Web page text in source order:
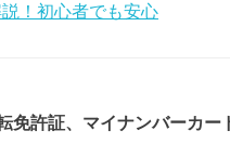
！初心者でも安心
免許証、マイナンバーカ